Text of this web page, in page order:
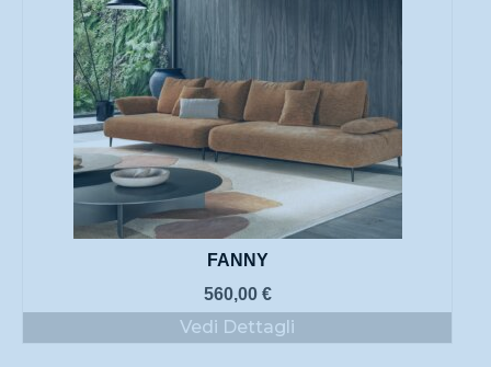
FANNY
560,00 €
Vedi Dettagli